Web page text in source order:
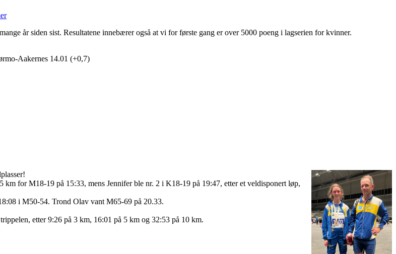
år siden sist. Resultatene innebærer også at vi for første gang er over 5000 poeng i lagserien for kvinner.
Aakernes 14.01 (+0,7)
for M18-19 på 15:33, mens Jennifer ble nr. 2 i K18-19 på 19:47, etter et veldisponert løp,
i M50-54. Trond Olav vant M65-69 på 20.33.
etter 9:26 på 3 km, 16:01 på 5 km og 32:53 på 10 km.